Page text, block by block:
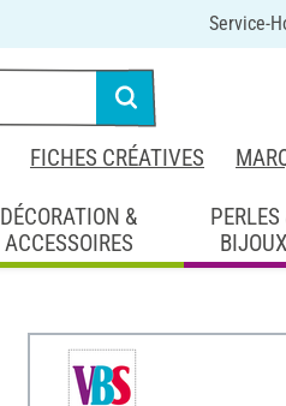
Service-
FICHES CRÉATIVES
DÉCORATION &
ACCESSOIRES
PERLES
BIJOUX